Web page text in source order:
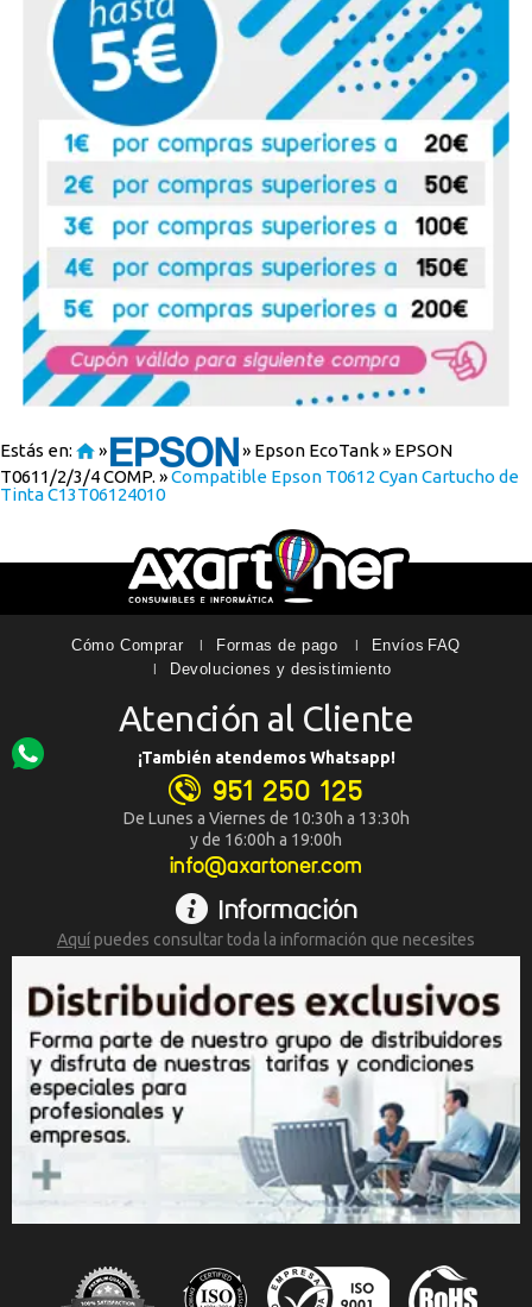
Estás en: » » Epson EcoTank» EPSON
T0611/2/3/4 COMP. »Compatible Epson T0612 Cyan Cartucho de
Tinta C13T06124010
Cómo Comprar Formas de pago Envíos FAQ
Devoluciones y desistimiento
Atención al Cliente
¡También atendemos Whatsapp!
951 250 125
De Lunes a Viernes de 10:30h a 13:30h
y de 16:00h a 19:00h
info@axartoner.com
Información
Aquípuedes consultar toda la información que necesites